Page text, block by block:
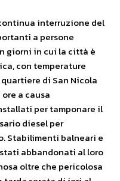
interruzione del
a persone
giorni in cui la città è
con temperature
di San Nicola
a causa
per tamponare il
diesel per
Stabilimenti balneari e
abbandonati al loro
oltre che pericolosa